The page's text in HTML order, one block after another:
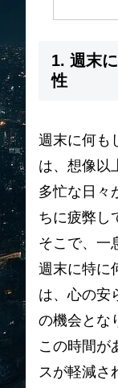
1. 週末
性
週末に何も
は、想像以
多忙な日々
ちに疲弊し
そこで、一
週末に特に
は、心の安
の機会とな
この時間が
スが軽減さ